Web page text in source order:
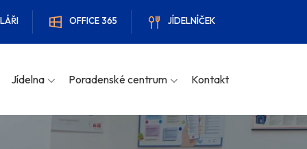
OFFICE 365 JÍDELNÍČEK
Jídelna Poradenské centrum Kontakt